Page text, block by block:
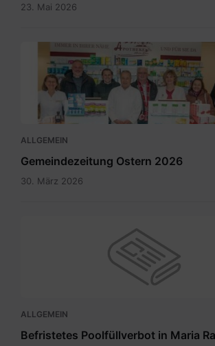
23. Mai 2026
April
2026_INT.pdf
ALLGEMEIN
Gemeindezeitung Ostern 2026
30. März 2026
ALLGEMEIN
Befristetes Poolfüllverbot in Maria